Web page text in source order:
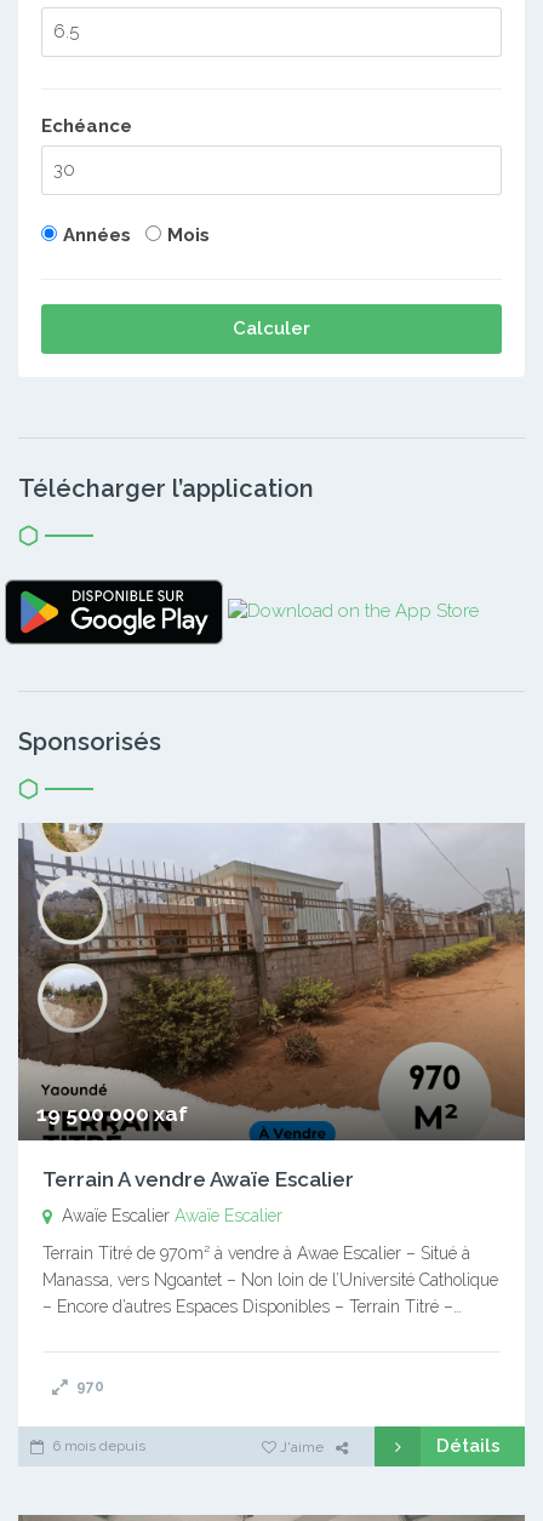
Echéance
Années Mois
Calculer
Télécharger l’application
Sponsorisés
19 500 000 xaf
Terrain A vendre Awaïe Escalier
Awaïe Escalier Awaïe Escalier
Terrain Titré de 970m² à vendre à Awae Escalier – Situé à
Manassa, vers Ngoantet – Non loin de l’Université Catholique
– Encore d’autres Espaces Disponibles – Terrain Titré –…
970
6 mois depuis J'aime Détails